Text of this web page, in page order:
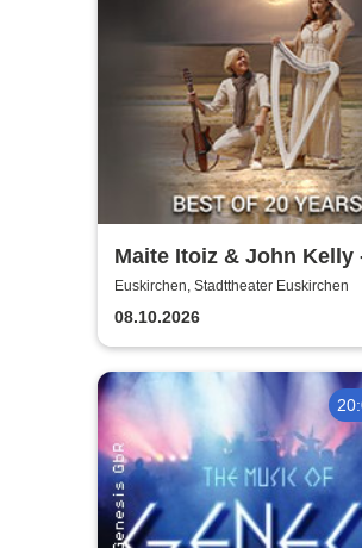
Maite Itoiz & John Kelly
of 20 Years - Anniversary
Tour 2026
Euskirchen, Stadttheater Euskirchen
08.10.2026